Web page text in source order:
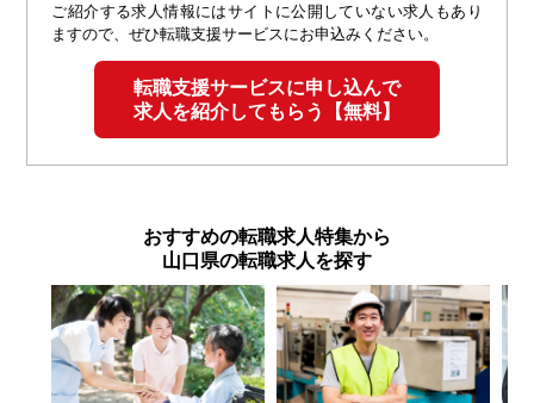
ご紹介する求人情報にはサイトに公開していない求人もあり
ますので、ぜひ転職支援サービスにお申込みください。
転職支援サービスに申し込んで
求人を紹介してもらう【無料】
おすすめの転職求人特集から
山口県の転職求人を探す